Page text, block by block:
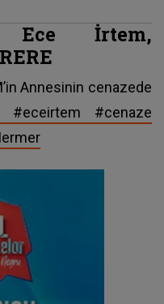
Ece İrtem,
Annesinin cenazede
#eceirtem #cenaze